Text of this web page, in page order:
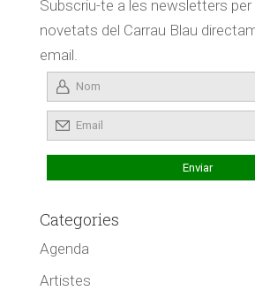
Subscriu-te a les newsletters
novetats del Carrau Blau
email.
Categories
Agenda
Artistes